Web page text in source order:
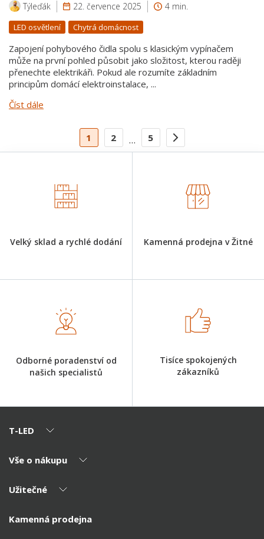
Týleďák 22. července 2025 4 min.
LED osvětlení Chytrá domácnost
Zapojení pohybového čidla spolu s klasickým vypínačem
může na první pohled působit jako složitost, kterou raději
přenechte elektrikáři. Pokud ale rozumíte základním
principům domácí elektroinstalace, ...
Číst dále
1 2 … 5
Velký sklad a rychlé dodání Kamenná prodejna v Žitné
Odborné poradenství od
našich specialistů
Tisíce spokojených
zákazníků
T-LED
O nás
Kontakty
Vše o nákupu
Výhody T-LED
Montáž
Užitečné
Reklamace a vrácení
Kamenná prodejna